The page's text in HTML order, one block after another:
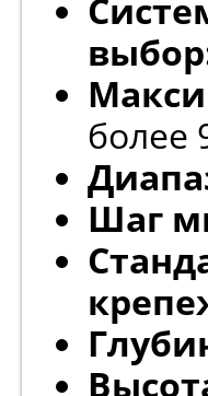
более
Шаг